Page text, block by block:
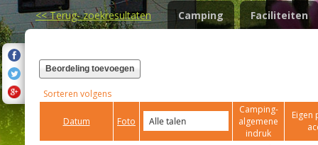
<<Terug- zoekresultaten Camping Faciliteiten
Beordeling toevoegen
Sorteren volgens
Datum Foto
Camping-
algemene
indruk
Eigen